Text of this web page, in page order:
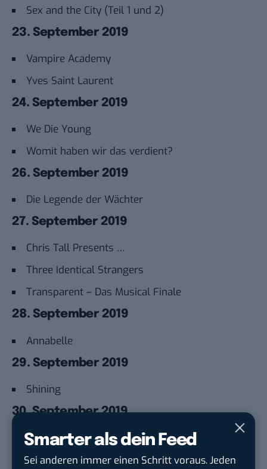
Smarter als dein Feed
Sei anderen immer einen Schritt voraus. Jeden
Sex and the City (Teil 1 und 2)
23. September 2019
Vampire Academy
Yves Saint Laurent
24. September 2019
We Die Young
Womit haben wir das verdient?
26. September 2019
Die Legende der Wächter
27. September 2019
Chris Tall Presents …
Three Identical Strangers
Transparent – Das Musical Finale
28. September 2019
Annabelle
29. September 2019
Shining
30. September 2019
Bumblebee
Gremlins – Kleine Monster